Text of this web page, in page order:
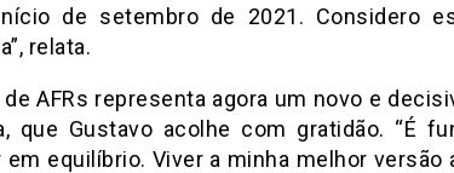
de setembro de 2021. Considero
relata.
AFRs representa agora um novo e
que Gustavo acolhe com gratidão. “É
em equilíbrio. Viver a minha melhor versão